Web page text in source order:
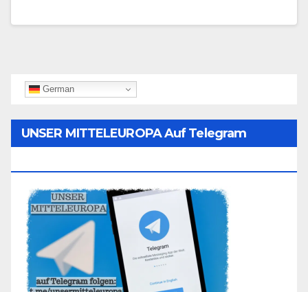
German
UNSER MITTELEUROPA Auf Telegram